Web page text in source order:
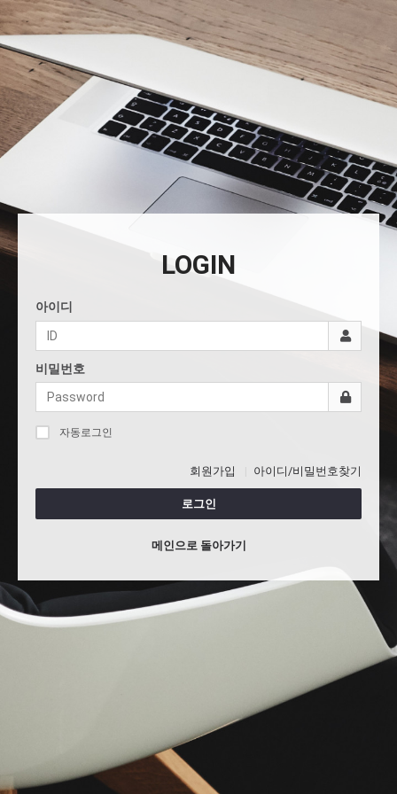
LOGIN
아이디
비밀번호
자동로그인
회원가입 아이디/비밀번호찾기
로그인
메인으로 돌아가기